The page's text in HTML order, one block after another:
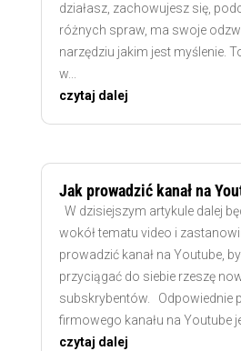
działasz, zachowujesz się,
różnych spraw, ma swoje
narzędziu jakim jest myślenie.
w...
czytaj dalej
Jak prowadzić kanał na
W dzisiejszym artykule dalej
wokół tematu video i
prowadzić kanał na Youtube,
przyciągać do siebie rzeszę
subskrybentów. Odpowiednie
firmowego kanału na Youtube
czytaj dalej